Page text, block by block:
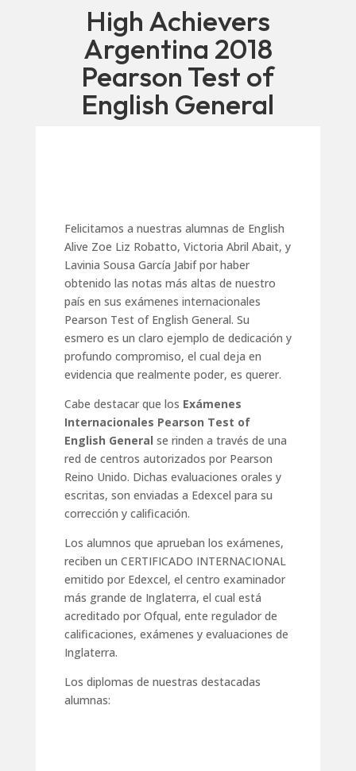
High Achievers
Argentina 2018
Pearson Test of
English General
Felicitamos a nuestras alumnas de English
Alive Zoe Liz Robatto, Victoria Abril Abait, y
Lavinia Sousa García Jabif por haber
obtenido las notas más altas de nuestro
país en sus exámenes internacionales
Pearson Test of English General. Su
esmero es un claro ejemplo de dedicación y
profundo compromiso, el cual deja en
evidencia que realmente poder, es querer.
Cabe destacar que los Exámenes
Internacionales Pearson Test of
English General se rinden a través de una
red de centros autorizados por Pearson
Reino Unido. Dichas evaluaciones orales y
escritas, son enviadas a Edexcel para su
corrección y calificación.
Los alumnos que aprueban los exámenes,
reciben un CERTIFICADO INTERNACIONAL
emitido por Edexcel, el centro examinador
más grande de Inglaterra, el cual está
acreditado por Ofqual, ente regulador de
calificaciones, exámenes y evaluaciones de
Inglaterra.
Los diplomas de nuestras destacadas
alumnas: